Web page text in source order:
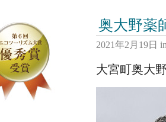
奥大野薬
2021年2月19日
大宮町奥大